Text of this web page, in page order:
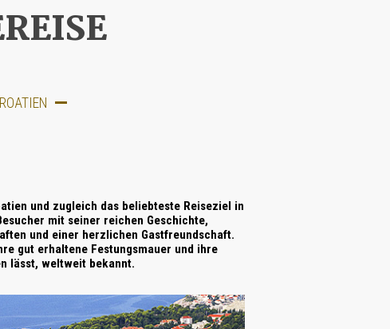
und zugleich das beliebteste Reiseziel in
mit seiner reichen Geschichte,
und einer herzlichen Gastfreundschaft.
gut erhaltene Festungsmauer und ihre
lässt, weltweit bekannt.